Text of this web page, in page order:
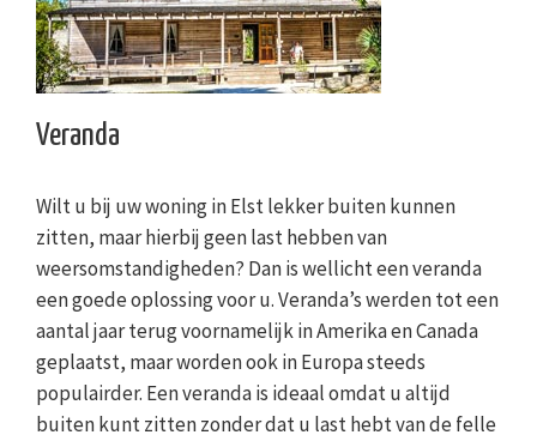
Veranda
Wilt u bij uw woning in Elst lekker buiten kunnen
zitten, maar hierbij geen last hebben van
weersomstandigheden? Dan is wellicht een veranda
een goede oplossing voor u. Veranda’s werden tot een
aantal jaar terug voornamelijk in Amerika en Canada
geplaatst, maar worden ook in Europa steeds
populairder. Een veranda is ideaal omdat u altijd
buiten kunt zitten zonder dat u last hebt van de felle